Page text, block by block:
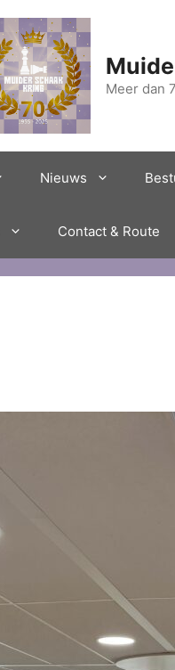
Meer dan
Nieuws
Contact & Route